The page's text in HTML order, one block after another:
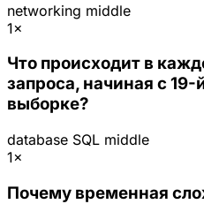
networking middle
1×
Что происходит в
запроса, начиная с
выборке?
database SQL middle
1×
Почему временная